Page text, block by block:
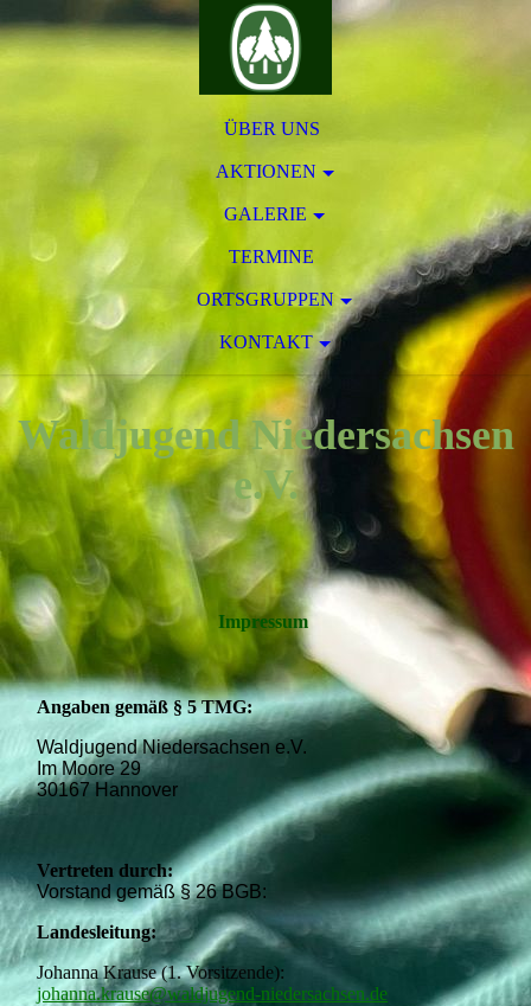
ÜBER UNS
AKTIONEN
GALERIE
TERMINE
ORTSGRUPPEN
KONTAKT
Waldjugend Niedersachsen
e.V.
Impressum
Angaben gemäß § 5 TMG:
Waldjugend Niedersachsen e.V.
Im Moore 29
30167 Hannover
Vertreten durch:
Vorstand gemäß § 26 BGB:
Landesleitung:
Johanna Krause (1. Vorsitzende):
johanna.krause@waldjugend-niedersachsen.de